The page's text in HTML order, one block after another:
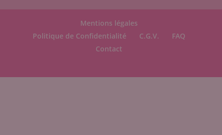
Mentions légales
Politique de Confidentialité
C.G.V.
FAQ
Contact